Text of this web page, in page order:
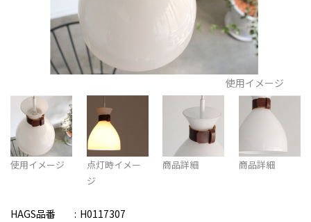
使用イメージ
使用イメージ
点灯時イメー
ジ
商品詳細 商品詳細
HAGS品番
H0117307